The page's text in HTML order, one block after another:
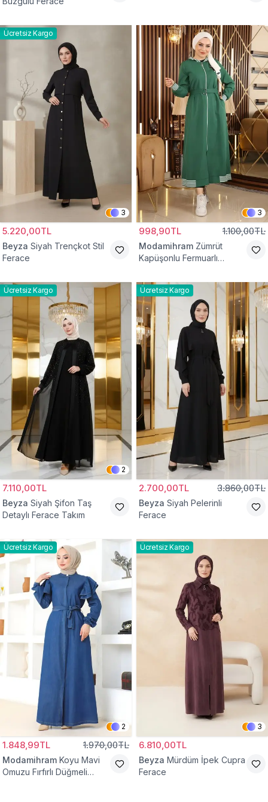
Ücretsiz Kargo
3
5.220,00TL
Beyza Siyah Trençkot Stil
Ferace
3
998,90TL 1.100,00TL
Modamihram Zümrüt
Kapüşonlu Fermuarlı
Ücretsiz Kargo
2
7.110,00TL
Beyza Siyah Şifon Taş
Detaylı Ferace Takım
Ücretsiz Kargo
2.700,00TL 3.860,00TL
Beyza Siyah Pelerinli
Ferace
Ücretsiz Kargo
2
1.848,99TL 1.970,00TL
Modamihram Koyu Mavi
Omuzu Fırfırlı Düğmeli
Ücretsiz Kargo
3
6.810,00TL
Beyza Mürdüm İpek Cupra
Ferace